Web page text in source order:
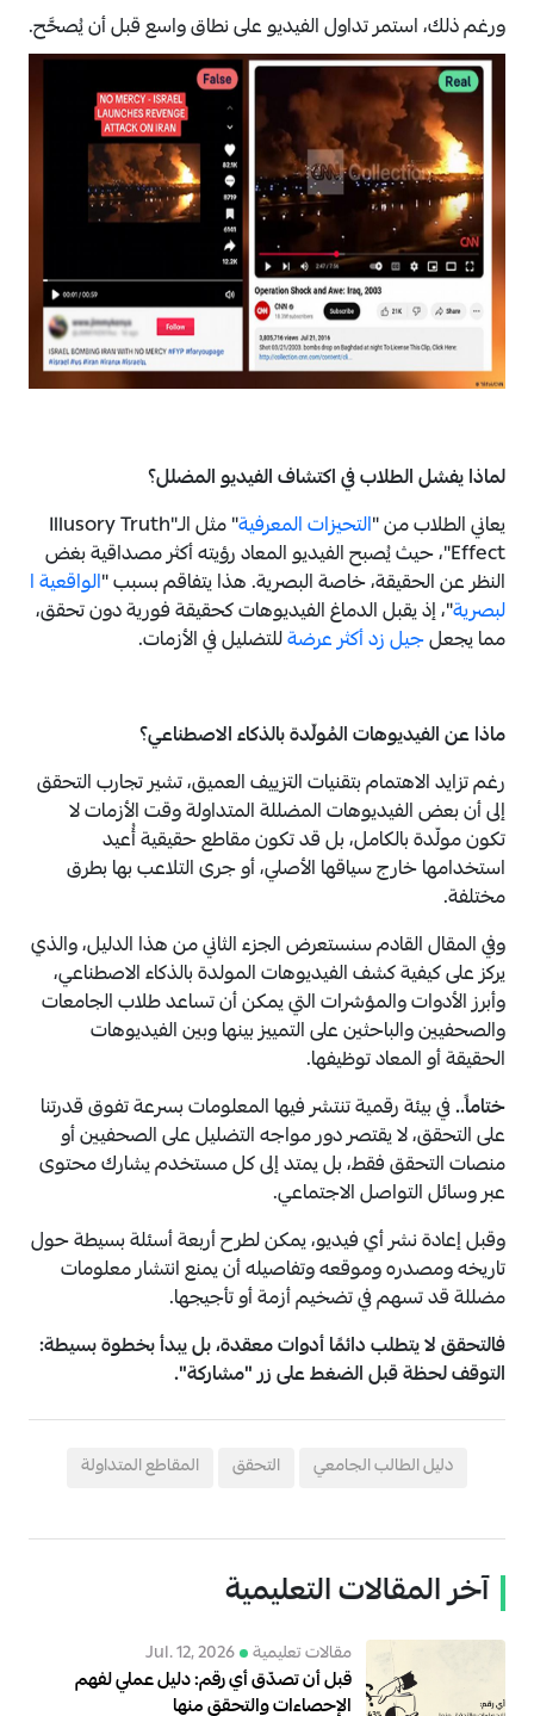
ورغم ذلك، استمر تداول الفيديو على نطاق واسع قبل أن يُصحَّح.
لماذا يفشل الطلاب في اكتشاف الفيديو المضلل؟
يعاني الطلاب من "التحيزات المعرفية
" مثل الـ"Illusory Truth
Effect"، حيث يُصبح الفيديو المعاد رؤيته أكثر مصداقية بغض
النظر عن الحقيقة، خاصة البصرية. هذا يتفاقم بسبب "الواقعية ا
لبصرية"، إذ يقبل الدماغ الفيديوهات كحقيقة فورية دون تحقق،
مما يجعلجيل زد أكثر عرضةللتضليل في الأزمات.
ماذا عن الفيديوهات المُولّدة بالذكاء الاصطناعي؟
رغم تزايد الاهتمام بتقنيات التزييف العميق، تشير تجارب التحقق
إلى أن بعض الفيديوهات المضللة المتداولة وقت الأزمات لا
تكون مولّدة بالكامل، بل قد تكون مقاطع حقيقية أُعيد
استخدامها خارج سياقها الأصلي، أو جرى التلاعب بها بطرق
مختلفة.
وفي المقال القادم سنستعرض الجزء الثاني من هذا الدليل، والذي
يركز على كيفية كشف الفيديوهات المولدة بالذكاء الاصطناعي،
وأبرز الأدوات والمؤشرات التي يمكن أن تساعد طلاب الجامعات
والصحفيين والباحثين على التمييز بينها وبين الفيديوهات
الحقيقة أو المعاد توظيفها.
ختاماً..في بيئة رقمية تنتشر فيها المعلومات بسرعة تفوق قدرتنا
على التحقق، لا يقتصر دور مواجه التضليل على الصحفيين أو
منصات التحقق فقط، بل يمتد إلى كل مستخدم يشارك محتوى
عبر وسائل التواصل الاجتماعي.
وقبل إعادة نشر أي فيديو، يمكن لطرح أربعة أسئلة بسيطة حول
تاريخه ومصدره وموقعه وتفاصيله أن يمنع انتشار معلومات
مضللة قد تسهم في تضخيم أزمة أو تأجيجها.
فالتحقق لا يتطلب دائمًا أدوات معقدة، بل يبدأ بخطوة بسيطة:
التوقف لحظة قبل الضغط على زر "مشاركة".
دليل الطالب الجامعي التحقق المقاطع المتداولة
آخر المقالات التعليمية
مقالات تعليمية Jul. 12, 2026
قبل أن تصدّق أي رقم: دليل عملي لفهم
الإحصاءات والتحقق منها